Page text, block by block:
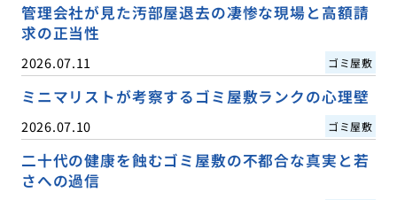
管理会社が見た汚部屋退去の凄惨な現場と高額請
求の正当性
2026.07.11 ゴミ屋敷
ミニマリストが考察するゴミ屋敷ランクの心理壁
2026.07.10 ゴミ屋敷
二十代の健康を蝕むゴミ屋敷の不都合な真実と若
さへの過信